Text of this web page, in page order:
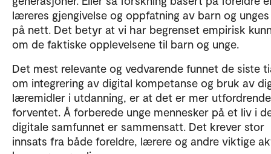
læreres gjengivelse og oppfatning av barn og
på nett. Det betyr at vi har begrenset empirisk
om de faktiske opplevelsene til barn og unge.
Det mest relevante og vedvarende funnet de siste
om integrering av digital kompetanse og bruk av
læremidler i utdanning, er at det er mer
forventet. Å forberede unge mennesker på et liv i
digitale samfunnet er sammensatt. Det krever stor
innsats fra både foreldre, lærere og andre viktige